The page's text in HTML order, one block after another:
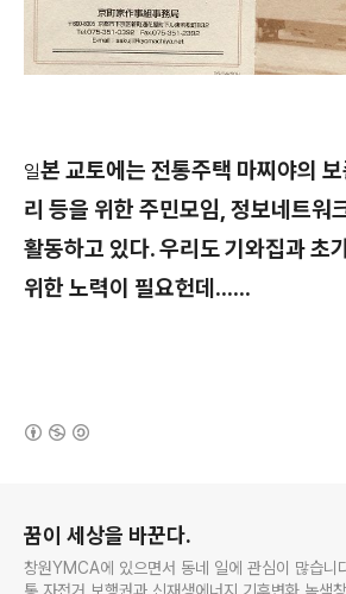
일​본 교토에는 전통주택 마찌야의
리 등을 위한 주민모임, 정보네트워
활동하고 있다. 우리도 기와집과 초
위한 노력이 필요헌데......​
꿈이 세상을 바꾼다.
창원YMCA에 있으면서 동네 일에 관심이 많습니